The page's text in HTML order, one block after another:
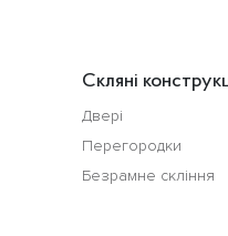
Скляні
Двері
Перегородки
Безрамне скління